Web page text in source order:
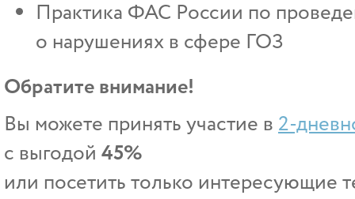
Практика ФАС России по
о нарушениях в сфере ГОЗ
Обратите внимание!
Вы можете принять участие в2-
с выгодой 45%
или посетить только интересующие